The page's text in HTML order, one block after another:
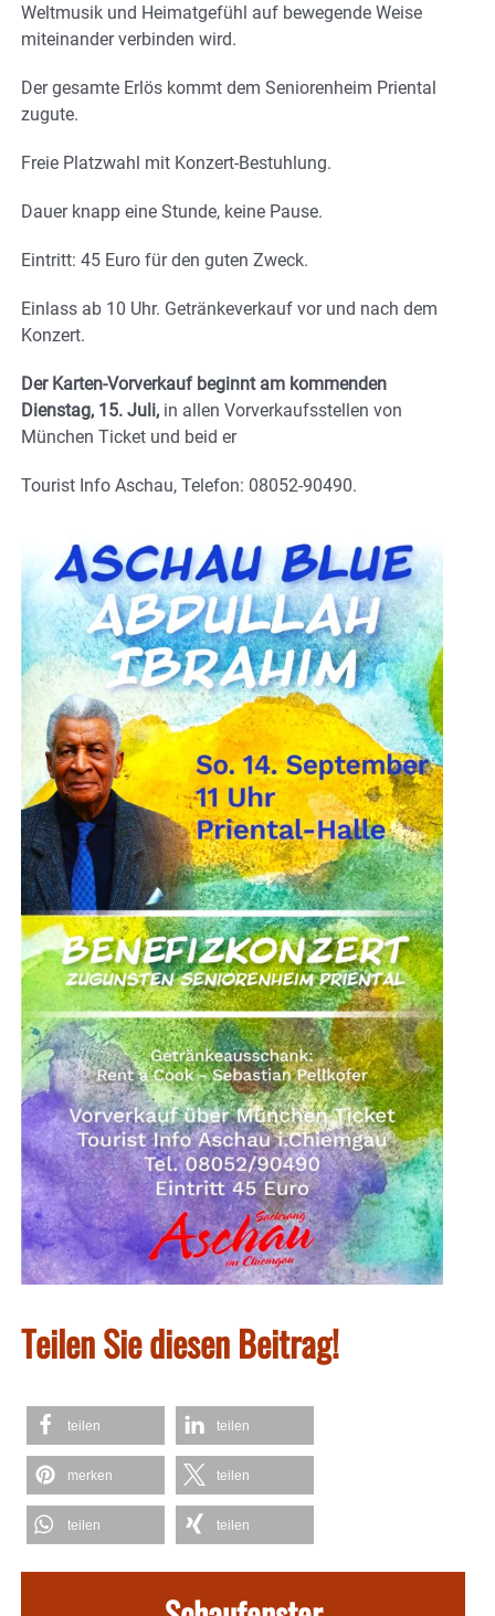
Weltmusik und Heimatgefühl auf bewegende Weise
miteinander verbinden wird.
Der gesamte Erlös kommt dem Seniorenheim Priental
zugute.
Freie Platzwahl mit Konzert-Bestuhlung.
Dauer knapp eine Stunde, keine Pause.
Eintritt: 45 Euro für den guten Zweck.
Einlass ab 10 Uhr. Getränkeverkauf vor und nach dem
Konzert.
Der Karten-Vorverkauf beginnt am kommenden
Dienstag, 15. Juli, in allen Vorverkaufsstellen von
München Ticket und beid er
Tourist Info Aschau, Telefon: 08052-90490.
Teilen Sie diesen Beitrag!
teilen teilen
merken teilen
teilen teilen